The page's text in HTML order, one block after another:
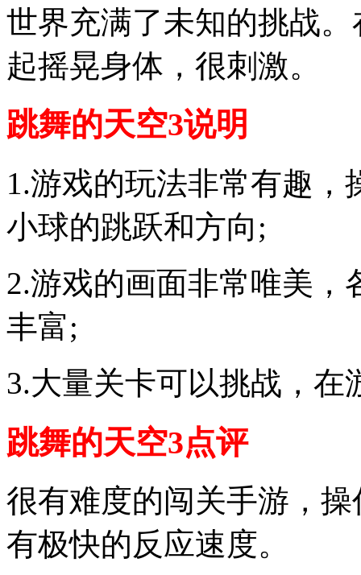
世界充满了未知的挑战
起摇晃身体，很刺激。
跳舞的天空3说明
1.游戏的玩法非常有趣
小球的跳跃和方向;
2.游戏的画面非常唯美
丰富;
3.大量关卡可以挑战，在
跳舞的天空3点评
很有难度的闯关手游，
有极快的反应速度。